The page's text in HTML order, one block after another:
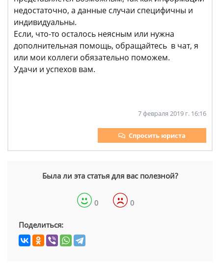
недостаточно, а данные случаи специфичны и
индивидуальны.
Если, что-то осталось неясным или нужна
дополнительная помощь, обращайтесь в чат, я
или мои коллеги обязательно поможем.
Удачи и успехов вам.
7 февраля 2019 г. 16:16
Спросить юриста
Была ли эта статья для вас полезной?
0 0
Поделиться: